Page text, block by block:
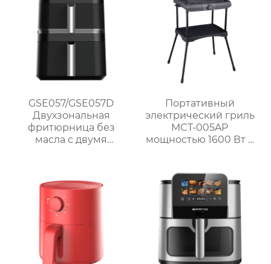
GSE057/GSE057D
Двухзональная
фритюрница без
масла с двумя
Портативный
электрический гриль
MCT-005AP
мощностью 1600 Вт с
регулируемым
термостатом для
использования на
открытом воздухе